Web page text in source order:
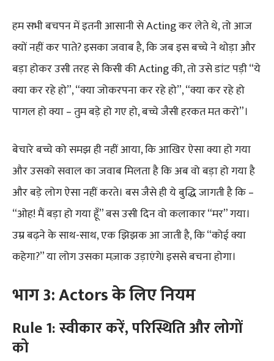
हम सभी बचपन में इतनी आसानी से Acting कर लेते थे, तो आज
क्यों नहीं कर पाते? इसका जवाब है, कि जब इस बच्चे ने थोड़ा और
बड़ा होकर उसी तरह से किसी की Acting की, तो उसे डांट पड़ी “ये
क्या कर रहे हो”, “क्या जोकरपना कर रहे हो”, “क्या कर रहे हो
पागल हो क्या – तुम बड़े हो गए हो, बच्चे जैसी हरकत मत करो”।
बेचारे बच्चे को समझ ही नहीं आया, कि आखिर ऐसा क्या हो गया
और उसको सवाल का जवाब मिलता है कि अब वो बड़ा हो गया है
और बड़े लोग ऐसा नहीं करते। बस जैसे ही ये बुद्धि जागती है कि –
“ओह! मैं बड़ा हो गया हूँ” बस उसी दिन वो कलाकार “मर” गया।
उम्र बढ़ने के साथ-साथ, एक झिझक आ जाती है, कि “कोई क्या
कहेगा?” या लोग उसका मज़ाक उड़ाएंगेI इससे बचना होगा।
भाग 3: Actors के लिए नियम
Rule 1: स्वीकार करें, परिस्थिति और लोगों
को